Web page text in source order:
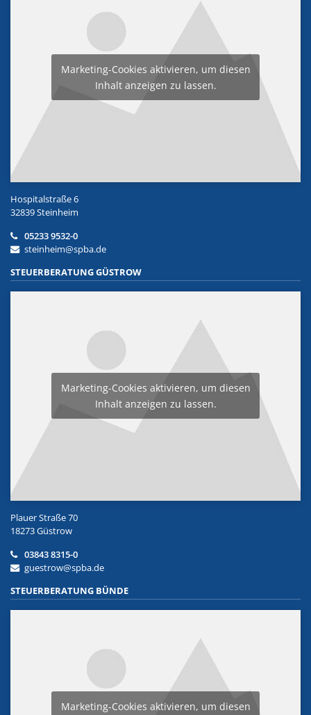
Marketing-Cookies aktivieren, um diesen
Inhalt anzeigen zu lassen.
Hospitalstraße 6
32839 Steinheim
05233 9532-0
steinheim@spba.de
STEUERBERATUNG GÜSTROW
Marketing-Cookies aktivieren, um diesen
Inhalt anzeigen zu lassen.
Plauer Straße 70
18273 Güstrow
03843 8315-0
guestrow@spba.de
STEUERBERATUNG BÜNDE
Marketing-Cookies aktivieren, um diesen